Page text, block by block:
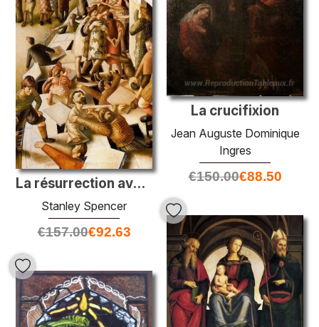
La crucifixion
Jean Auguste Dominique
Ingres
€150.00€88.50
La résurrection avec l'élevage de la fille de Jairus
Stanley Spencer
€157.00€92.63